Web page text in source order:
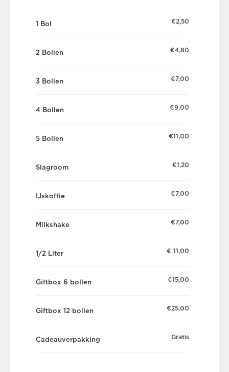
1 Bol €2,50
2 Bollen €4,80
3 Bollen €7,00
4 Bollen €9,00
5 Bollen €11,00
Slagroom €1,20
IJskoffie €7,00
Milkshake €7,00
1/2 Liter € 11,00
Giftbox 6 bollen €15,00
Giftbox 12 bollen €25,00
Cadeauverpakking Gratis